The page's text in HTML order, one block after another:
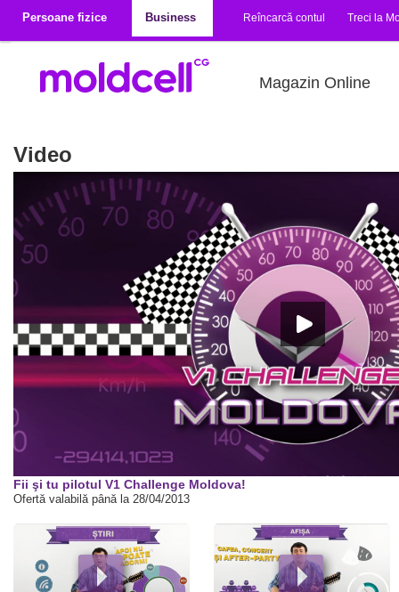
Persoane fizice
Business Reîncarcă contul Treci la
Magazin Online
Video
Fii şi tu pilotul V1 Challenge Moldova!
Ofertă valabilă până la 28/04/2013
Pagini